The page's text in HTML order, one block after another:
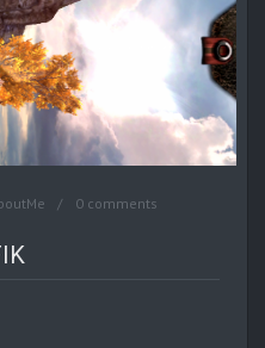
0 comments